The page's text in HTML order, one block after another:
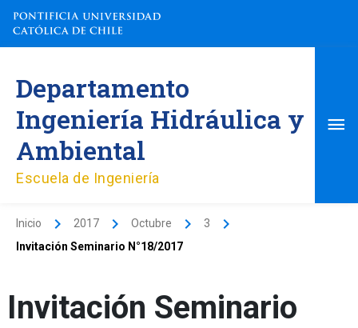
contenido
Departamento
Ingeniería Hidráulica y
Ambiental
Escuela de Ingeniería
Inicio 2017 Octubre
3
Invitación Seminario N°18/2017
Invitación Seminario